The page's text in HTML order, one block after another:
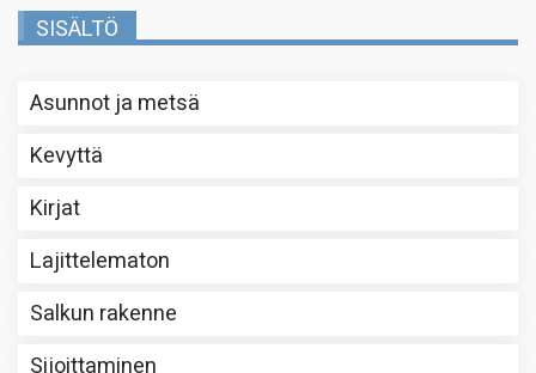
SISÄLTÖ
Asunnot ja metsä
Kevyttä
Kirjat
Lajittelematon
Salkun rakenne
Sijoittaminen